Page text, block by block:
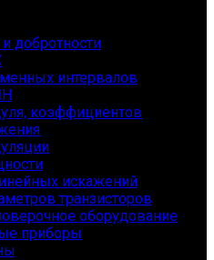
добротности
интервалов
коэффициентов
искажений
транзисторов
оборудование
приборы